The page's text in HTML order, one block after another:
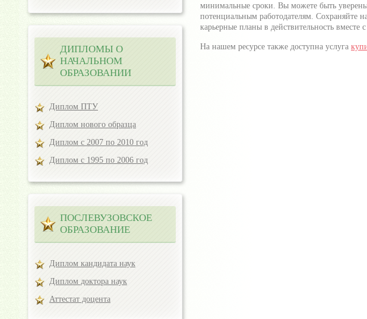
минимальные сроки. Вы можете быть
потенциальным работодателям. Сохраняйте
карьерные планы в действительность вместе
На нашем ресурсе также доступна услуга
ДИПЛОМЫ О
НАЧАЛЬНОМ
ОБРАЗОВАНИИ
Диплом ПТУ
Диплом нового образца
Диплом с 2007 по 2010 год
Диплом с 1995 по 2006 год
ПОСЛЕВУЗОВСКОЕ
ОБРАЗОВАНИЕ
Диплом кандидата наук
Диплом доктора наук
Аттестат доцента